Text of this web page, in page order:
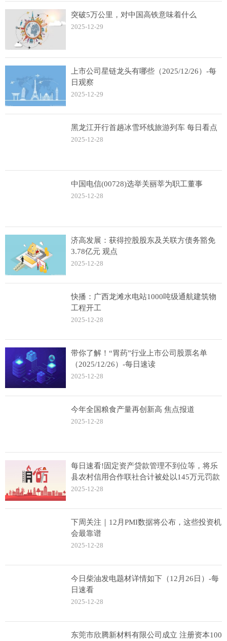
突破5万公里，对中国高铁意味着什么
2025-12-29
上市公司星链龙头有哪些（2025/12/26）-每
日观察
2025-12-29
黑龙江开行首趟冰雪环线旅游列车 每日看点
2025-12-28
中国电信(00728)选举关丽莘为职工董事
2025-12-28
济高发展：获得控股股东及关联方债务豁免
3.78亿元 观点
2025-12-28
快播：广西龙滩水电站1000吨级通航建筑物
工程开工
2025-12-28
带你了解！“胃药”行业上市公司股票名单
（2025/12/26）-每日速读
2025-12-28
今年全国粮食产量再创新高 焦点报道
2025-12-28
每日速看!固定资产贷款管理不到位等，将乐
县农村信用合作联社合计被处以145万元罚款
2025-12-28
下周关注｜12月PMI数据将公布，这些投资机
会最靠谱
2025-12-28
今日柴油发电题材详情如下（12月26日）-每
日速看
2025-12-28
东莞市欣腾新材料有限公司成立 注册资本100